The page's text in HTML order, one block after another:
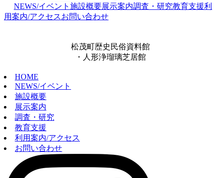
NEWS/イベント 施設概要展示案内調査・研究教育支援利
用案内/アクセスお問い合わせ
松茂町歴史民俗資料館
・人形浄瑠璃芝居館
HOME
NEWS/イベント
施設概要
展示案内
調査・研究
教育支援
利用案内/アクセス
お問い合わせ